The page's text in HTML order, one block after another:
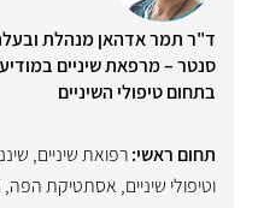
ד"ר תמר אדהאן מנהלת
סנטר – מרפאת שיניים
בתחום טיפולי השיניים
תחום ראשי:רפואת שיניים,
וטיפולי שיניים, אסתטיקת הפה,